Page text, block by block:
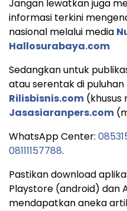
Jangan lewatkan juga
informasi terkini
nasional melalui media
Hallosurabaya.com
Sedangkan untuk
atau serentak di puluhan
Rilisbisnis.com (khusus
Jasasiaranpers.com
WhatsApp Center:
08111157788.
Pastikan download
Playstore (android) dan
mendapatkan aneka